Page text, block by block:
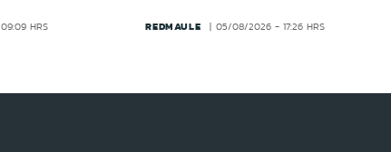
HRS REDMAULE 05/08/2026 - 17:26 HRS